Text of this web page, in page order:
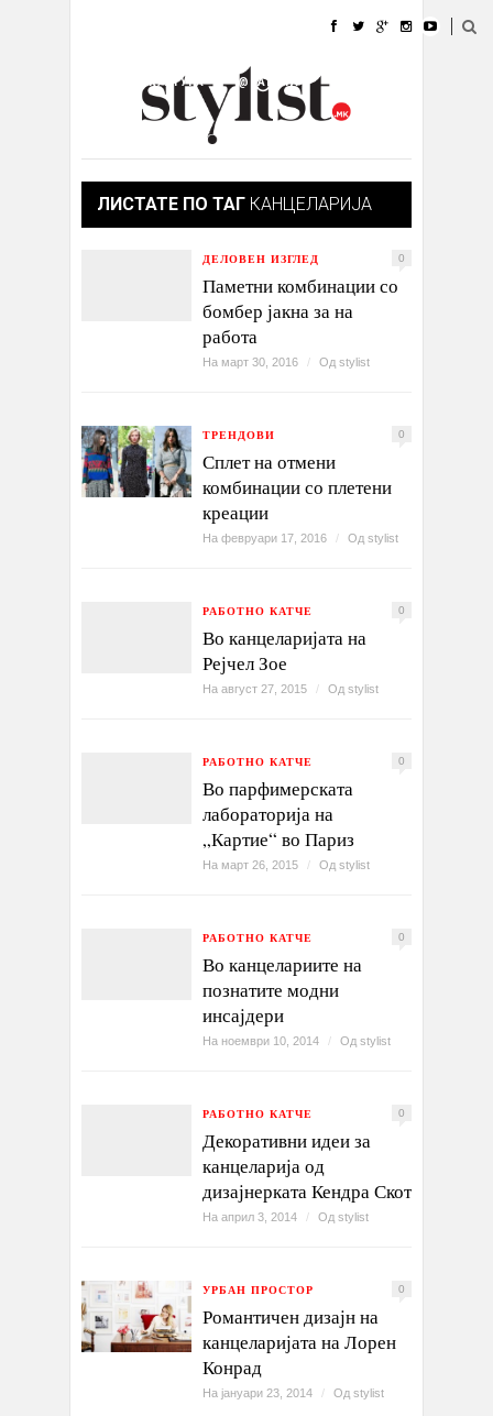
УБАВИНА
КУЛТУРА @РАБОТА
ИЗЛОГ
ЛИСТАТЕ ПО ТАГ КАНЦЕЛАРИЈА
ДЕЛОВЕН ИЗГЛЕД 0
Паметни комбинации со
бомбер јакна за на
работа
На март 30, 2016 / Од stylist
ТРЕНДОВИ 0
Сплет на отмени
комбинации со плетени
креации
На февруари 17, 2016 / Од stylist
РАБОТНО КАТЧЕ 0
Во канцеларијата на
Рејчел Зое
На август 27, 2015 / Од stylist
РАБОТНО КАТЧЕ 0
Во парфимерската
лабораторија на
„Картие“ во Париз
На март 26, 2015 / Од stylist
РАБОТНО КАТЧЕ 0
Во канцелариите на
познатите модни
инсајдери
На ноември 10, 2014 / Од stylist
РАБОТНО КАТЧЕ 0
Декоративни идеи за
канцеларија од
дизајнерката Кендра Скот
На април 3, 2014 / Од stylist
УРБАН ПРОСТОР 0
Романтичен дизајн на
канцеларијата на Лорен
Конрад
На јануари 23, 2014 / Од stylist